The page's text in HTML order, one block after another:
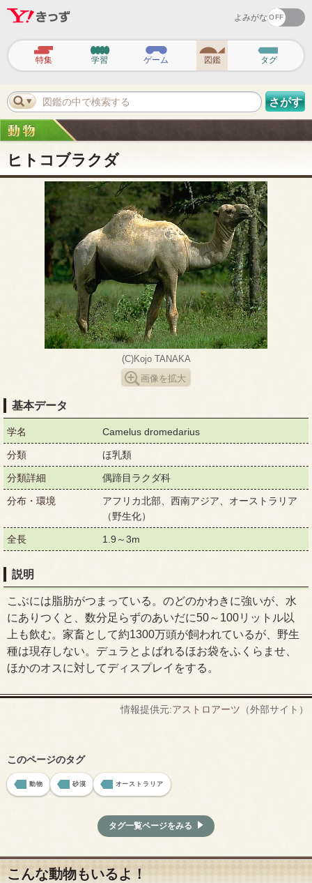
よみがな
ビ
ゲ
ー
シ
ョ
ン
特集 学習 ゲーム 図鑑 タグ
図鑑の中で検索する さがす
ヒトコブラクダ
(C)Kojo TANAKA
画像を拡大
基本データ
学名 Camelus dromedarius
分類 ほ乳類
分類詳細 偶蹄目ラクダ科
分布・環境
アフリカ北部、西南アジア、オーストラリア
（野生化）
全長 1.9～3m
説明
こぶには脂肪がつまっている。のどのかわきに強いが、水
にありつくと、数分足らずのあいだに50～100リットル以
上も飲む。家畜として約1300万頭が飼われているが、野生
種は現存しない。デュラとよばれるほお袋をふくらませ、
ほかのオスに対してディスプレイをする。
情報提供元:アストロアーツ （外部サイト）
このページのタグ
動物 砂漠 オーストラリア
タグ一覧ページをみる
こんな動物もいるよ！